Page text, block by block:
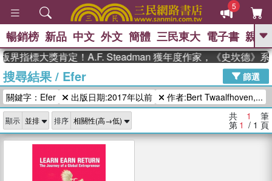
5
GO
高希均教授回憶錄
、 The Odyssey 、 父親節 、 如果歷
史是一群喵 、 暑期推薦 、 國際布克
獎 臺灣漫遊錄 、 方念華 、 台灣的李
登輝時代
數學女孩：黎曼猜想 、
偉大的迷走神經
暢銷榜 新品 中文 外文 簡體 三民東大 電子書 親子
界指標大獎肯定！A.F. Steadman 獲年度作家，《史坎德》系
搜尋結果/ Efer
篩選
關鍵字：Efer
出版日期:2017年以前 作者:Bert Twaalfhoven,...
顯示 排序 共 1 筆
第 1 / 1 頁